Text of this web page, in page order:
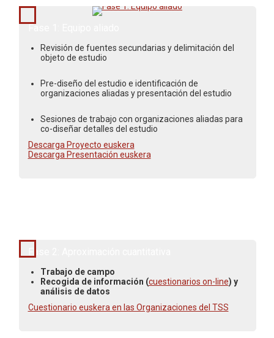
Marzo - Mayo 2017
Fase 1: Equipo aliado
Revisión de fuentes secundarias y delimitación del
objeto de estudio
Pre-diseño del estudio e identificación de
organizaciones aliadas y presentación del estudio
Sesiones de trabajo con organizaciones aliadas para
co-diseñar detalles del estudio
Descarga Proyecto euskera
Descarga Presentación euskera
Junio - Julio 2017
Trabajo de campo
Recogida de información (cuestionarios on-line) y
análisis de datos
Cuestionario euskera en las Organizaciones del TSS